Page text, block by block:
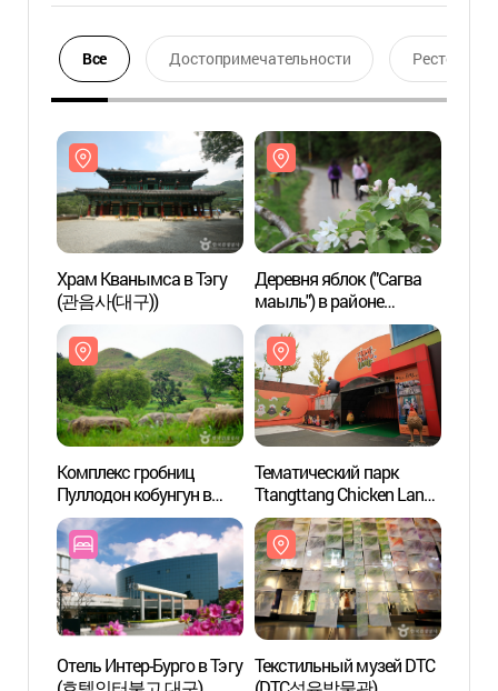
Все Достопримечательности Ресторан
Храм Кванымса в Тэгу
(관음사(대구))
Деревня яблок ("Сагва
маыль") в районе
Пхёнгван-дон (평광동
사과마을)
Комплекс гробниц
Пуллодон кобунгун в
Тэгу (대구 불로동 고분군)
Тематический парк
Ttangttang Chicken Land
(치킨체험 테마파크
땅땅치킨랜드)
Отель Интер-Бурго в Тэгу Текстильный музей DTC